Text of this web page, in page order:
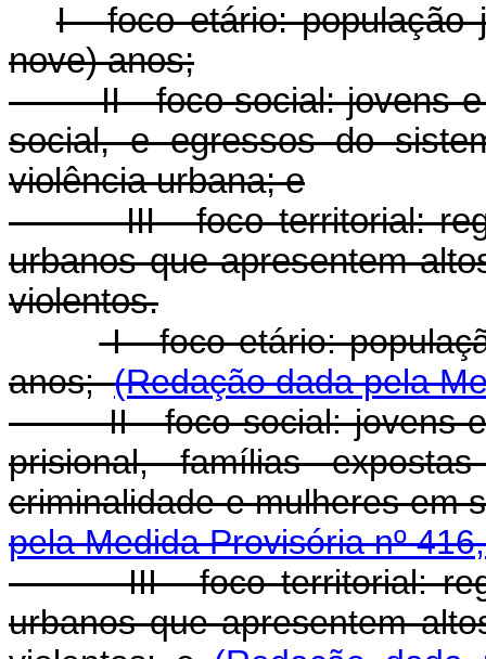
I - foco etário:
nove) anos;
II - foco social: jovens e
social, e egressos do
violência urbana; e
III - foco territorial:
urbanos que apresentem
violentos.
I - foco etário:
anos;(Redação dada pela
II - foco social: jovens e
prisional, famílias
criminalidade e mulheres em
pela Medida Provisória nº
III - foco territorial:
urbanos que apresentem